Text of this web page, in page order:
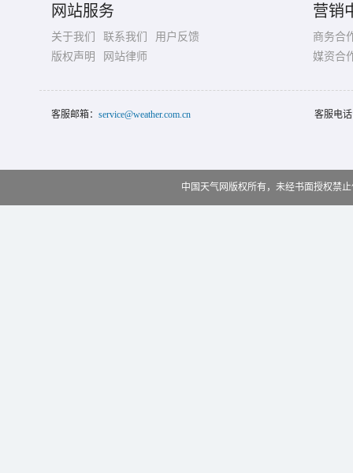
网站服务
关于我们 联系我们
用户反馈
版权声明
网站律师
营销
商务合
媒资合
客服邮箱： service@weather.com.cn 客服电
中国天气网版权所有，未经书面授权